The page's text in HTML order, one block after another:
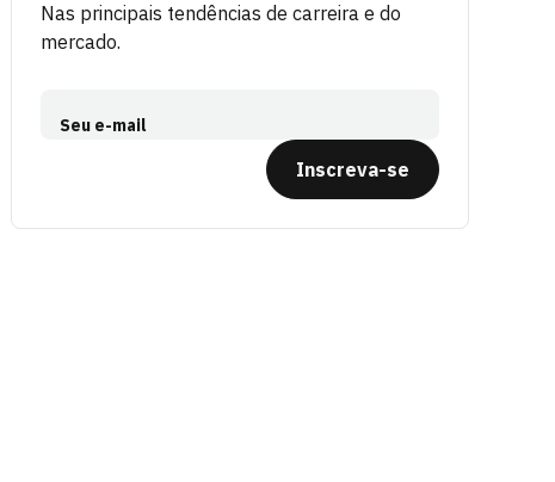
Nas principais tendências de carreira e do
mercado.
Seu e-mail
Inscreva-se